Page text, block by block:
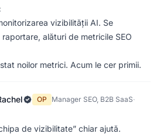
vizibilității AI. Se
alături de metricile SEO
noilor metrici. Acum le cer primii.
OP Manager SEO, B2B SaaS·
de vizibilitate” chiar ajută.